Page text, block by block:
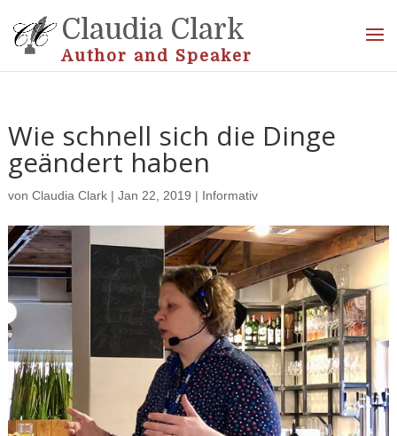
Claudia Clark
Author and Speaker
Wie schnell sich die Dinge
geändert haben
von Claudia Clark| Jan 22, 2019 | Informativ